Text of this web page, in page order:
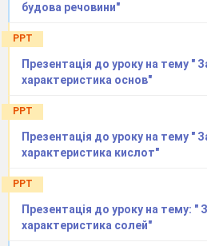
будова речовини"
PPT
Презентація до уроку на тему "
характеристика основ"
PPT
Презентація до уроку на тему "
характеристика кислот"
PPT
Презентація до уроку на тему: "
характеристика солей"